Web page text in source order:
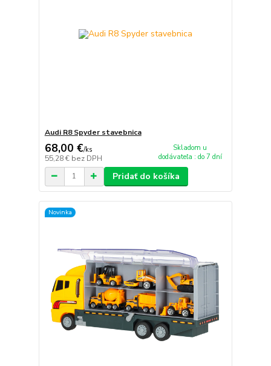
Audi R8 Spyder stavebnica
68,00 €/ks
55,28 € bez DPH
Skladom u
dodávateľa : do 7 dní
Pridať do košíka
Novinka